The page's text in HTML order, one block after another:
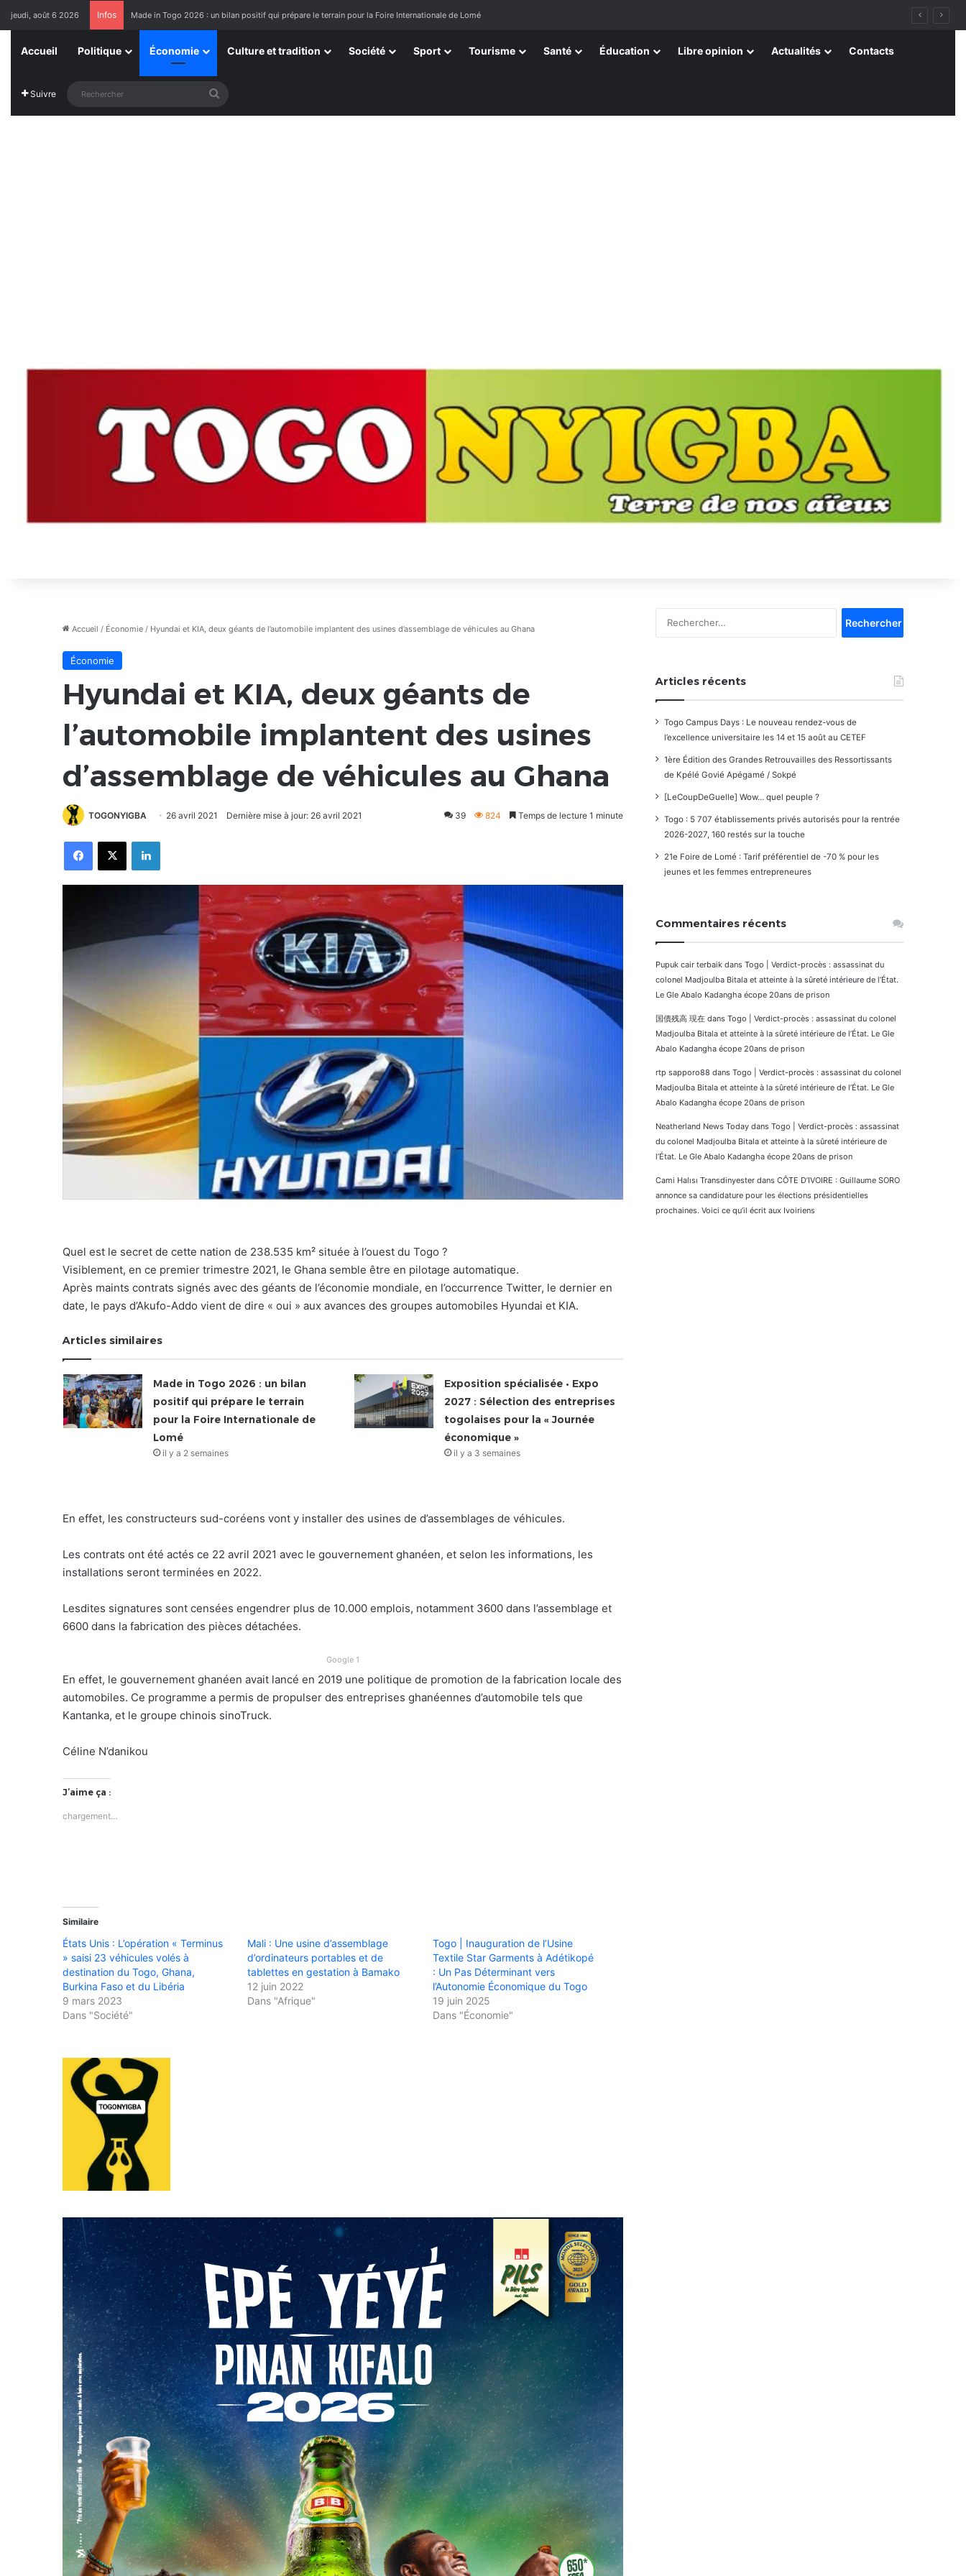
jeudi, août 6 2026 Infos Made in Togo 2026 : un bilan positif qui prépare le terrain pour la Foire Internationale de Lomé
Accueil Politique Économie Culture et tradition Société Sport Tourisme Santé Éducation Libre opinion Actualités Contacts
Suivre
Accueil / Économie / Hyundai et KIA, deux géants de l’automobile implantent des usines d’assemblage de véhicules au Ghana
Économie
Hyundai et KIA, deux géants de
l’automobile implantent des usines
d’assemblage de véhicules au Ghana
TOGONYIGBA 26 avril 2021 Dernière mise à jour: 26 avril 2021 39 824 Temps de lecture 1 minute
FacebookX Linkedin
Quel est le secret de cette nation de 238.535 km² située à l’ouest du Togo ?
Visiblement, en ce premier trimestre 2021, le Ghana semble être en pilotage automatique.
Après maints contrats signés avec des géants de l’économie mondiale, en l’occurrence Twitter, le dernier en
date, le pays d’Akufo-Addo vient de dire « oui » aux avances des groupes automobiles Hyundai et KIA.
Articles similaires
Made in Togo 2026 : un bilan
positif qui prépare le terrain
pour la Foire Internationale de
Lomé
il y a 2 semaines
Exposition spécialisée • Expo
2027 : Sélection des entreprises
togolaises pour la « Journée
économique »
il y a 3 semaines
En effet, les constructeurs sud-coréens vont y installer des usines de d’assemblages de véhicules.
Les contrats ont été actés ce 22 avril 2021 avec le gouvernement ghanéen, et selon les informations, les
installations seront terminées en 2022.
Lesdites signatures sont censées engendrer plus de 10.000 emplois, notamment 3600 dans l’assemblage et
6600 dans la fabrication des pièces détachées.
Google 1
En effet, le gouvernement ghanéen avait lancé en 2019 une politique de promotion de la fabrication locale des
automobiles. Ce programme a permis de propulser des entreprises ghanéennes d’automobile tels que
Kantanka, et le groupe chinois sinoTruck.
Céline N’danikou
J’aime ça :
chargement…
Similaire
États Unis : L’opération « Terminus
» saisi 23 véhicules volés à
destination du Togo, Ghana,
Burkina Faso et du Libéria
9 mars 2023
Dans "Société"
Mali : Une usine d’assemblage
d’ordinateurs portables et de
tablettes en gestation à Bamako
12 juin 2022
Dans "Afrique"
Togo | Inauguration de l’Usine
Textile Star Garments à Adétikopé
: Un Pas Déterminant vers
l’Autonomie Économique du Togo
19 juin 2025
Dans "Économie"
Articles récents
Togo Campus Days : Le nouveau rendez-vous de
l’excellence universitaire les 14 et 15 août au CETEF
1ère Édition des Grandes Retrouvailles des Ressortissants
de Kpélé Govié Apégamé / Sokpé
[LeCoupDeGuelle] Wow… quel peuple ?
Togo : 5 707 établissements privés autorisés pour la rentrée
2026-2027, 160 restés sur la touche
21e Foire de Lomé : Tarif préférentiel de -70 % pour les
jeunes et les femmes entrepreneures
Commentaires récents
Pupuk cair terbaik dans Togo | Verdict-procès : assassinat du
colonel Madjoulba Bitala et atteinte à la sûreté intérieure de l’État.
Le Gle Abalo Kadangha écope 20ans de prison
国債残高 現在 dans Togo | Verdict-procès : assassinat du colonel
Madjoulba Bitala et atteinte à la sûreté intérieure de l’État. Le Gle
Abalo Kadangha écope 20ans de prison
rtp sapporo88 dans Togo | Verdict-procès : assassinat du colonel
Madjoulba Bitala et atteinte à la sûreté intérieure de l’État. Le Gle
Abalo Kadangha écope 20ans de prison
Neatherland News Today dans Togo | Verdict-procès : assassinat
du colonel Madjoulba Bitala et atteinte à la sûreté intérieure de
l’État. Le Gle Abalo Kadangha écope 20ans de prison
Cami Halısı Transdinyester dans CÔTE D’IVOIRE : Guillaume SORO
annonce sa candidature pour les élections présidentielles
prochaines. Voici ce qu’il écrit aux Ivoiriens